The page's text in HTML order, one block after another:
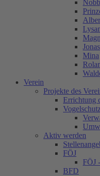
Jonas
Mina
Verein
Projekte des
Errichtung
Aktiv werden
FÖJ
FÖJ
BFD